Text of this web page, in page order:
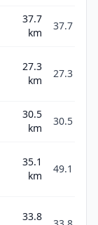
37.7
km
37.7
27.3
km
27.3
30.5
km
30.5
35.1
km
49.1
33.8